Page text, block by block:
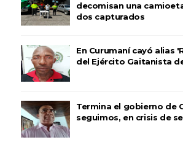
decomisan una
dos capturados
En Curumaní cayó alias
del Ejército Gaitanista
Termina el gobierno de
seguimos, en crisis de